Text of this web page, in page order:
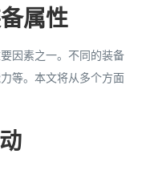
属性
因素之一。不同的装备
等。本文将从多个方面